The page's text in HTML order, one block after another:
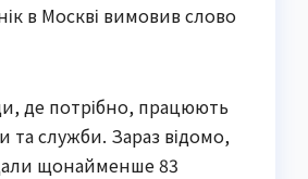
в Москві вимовив слово
де потрібно, працюють
та служби. Зараз відомо,
щонайменше 83